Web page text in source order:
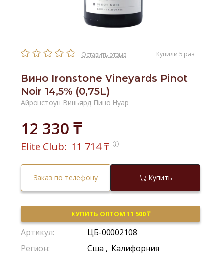
Оставить отзыв Купили 5 раз
Вино Ironstone Vineyards Pinot
Noir 14,5% (0,75L)
Айронстоун Виньярд Пино Нуар
12 330 ₸
Elite Club: 11 714₸
Заказ по телефону Купить
КУПИТЬ ОПТОМ 11 500 ₸
Артикул:
ЦБ-00002108
Регион:
Сша , Калифорния